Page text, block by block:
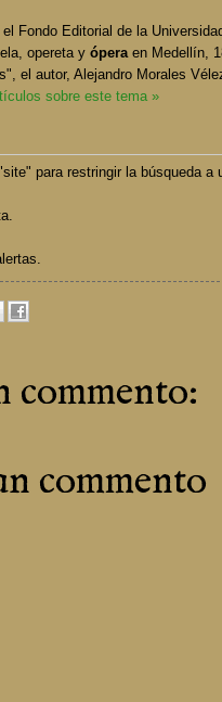
Fondo Editorial de la
opereta y ópera en Medellín,
el autor, Alejandro Morales
sobre este tema »
para restringir la búsqueda a
commento:
commento